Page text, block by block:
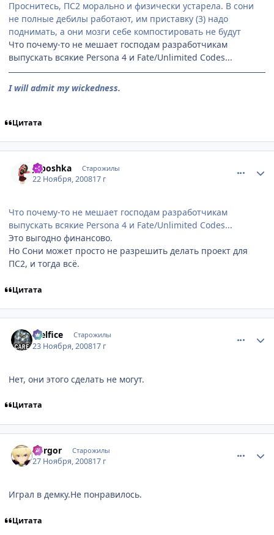
Проснитесь, ПС2 морально и физически устарела. В сони
не полные дебилы работают, им приставку (3) надо
поднимать, а они мозги себе компостировать не будут
Что почему-то не мешает господам разработчикам
выпускать всякие Persona 4 и Fate/Unlimited Codes...
I will admit my wickedness.
Цитата
Japoshkа Старожилы
22 Ноября, 200817 г
Что почему-то не мешает господам разработчикам
выпускать всякие Persona 4 и Fate/Unlimited Codes...
Это выгодно финансово.
Но Сони может просто не разрешить делать проект для
ПС2, и тогда всё.
Цитата
Melfice Старожилы
23 Ноября, 200817 г
Нет, они этого сделать не могут.
Цитата
dorgor Старожилы
27 Ноября, 200817 г
Играл в демку.Не понравилось.
Цитата